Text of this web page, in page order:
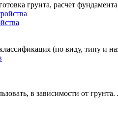
грунта, расчет
(по виду, типу и
в зависимости от